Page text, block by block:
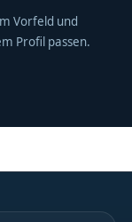
Vorfeld und
Profil passen.